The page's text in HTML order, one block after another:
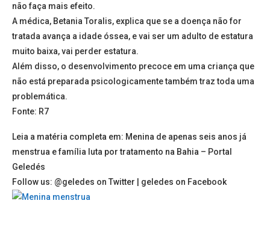
não faça mais efeito.
A médica, Betania Toralis, explica que se a doença não for
tratada avança a idade óssea, e vai ser um adulto de estatura
muito baixa, vai perder estatura.
Além disso, o desenvolvimento precoce em uma criança que
não está preparada psicologicamente também traz toda uma
problemática.
Fonte: R7
Leia a matéria completa em: Menina de apenas seis anos já
menstrua e família luta por tratamento na Bahia – Portal
Geledés
Follow us: @geledes on Twitter | geledes on Facebook